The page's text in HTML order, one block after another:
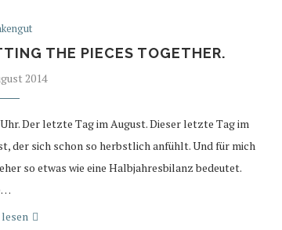
THE PIECES TOGETHER.
2014
Der letzte Tag im August. Dieser letzte Tag im
der sich schon so herbstlich anfühlt. Und für mich
so etwas wie eine Halbjahresbilanz bedeutet.